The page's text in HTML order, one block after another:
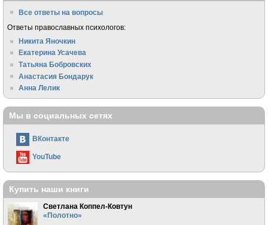
Все ответы на вопросы
Ответы православных психологов:
Никита Яночкин
Екатерина Усачева
Татьяна Бобровских
Анастасия Бондарук
Анна Лелик
Мы в социальных сетях
ВКонтакте
YouTube
Купить наши книги
Светлана Коппел-Ковтун
«Полотно»